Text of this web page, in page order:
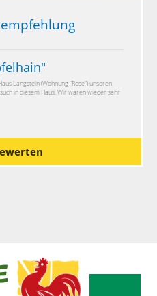
"
Langstein (Wohnung "Rose") unseren
in diesem Haus. Wir waren wieder sehr